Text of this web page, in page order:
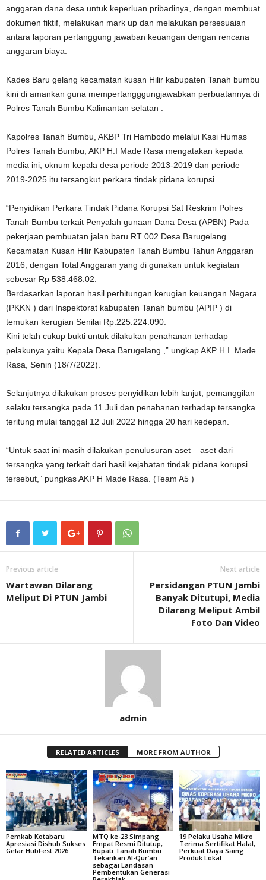
anggaran dana desa untuk keperluan pribadinya, dengan membuat
dokumen fiktif, melakukan mark up dan melakukan persesuaian
antara laporan pertanggung jawaban keuangan dengan rencana
anggaran biaya.
Kades Baru gelang kecamatan kusan Hilir kabupaten Tanah bumbu
kini di amankan guna mempertangggungjawabkan perbuatannya di
Polres Tanah Bumbu Kalimantan selatan .
Kapolres Tanah Bumbu, AKBP Tri Hambodo melalui Kasi Humas
Polres Tanah Bumbu, AKP H.I Made Rasa mengatakan kepada
media ini, oknum kepala desa periode 2013-2019 dan periode
2019-2025 itu tersangkut perkara tindak pidana korupsi.
“Penyidikan Perkara Tindak Pidana Korupsi Sat Reskrim Polres
Tanah Bumbu terkait Penyalah gunaan Dana Desa (APBN) Pada
pekerjaan pembuatan jalan baru RT 002 Desa Barugelang
Kecamatan Kusan Hilir Kabupaten Tanah Bumbu Tahun Anggaran
2016, dengan Total Anggaran yang di gunakan untuk kegiatan
sebesar Rp 538.468.02.
Berdasarkan laporan hasil perhitungan kerugian keuangan Negara
(PKKN ) dari Inspektorat kabupaten Tanah bumbu (APIP ) di
temukan kerugian Senilai Rp.225.224.090.
Kini telah cukup bukti untuk dilakukan penahanan terhadap
pelakunya yaitu Kepala Desa Barugelang ,” ungkap AKP H.I .Made
Rasa, Senin (18/7/2022).
Selanjutnya dilakukan proses penyidikan lebih lanjut, pemanggilan
selaku tersangka pada 11 Juli dan penahanan terhadap tersangka
teritung mulai tanggal 12 Juli 2022 hingga 20 hari kedepan.
“Untuk saat ini masih dilakukan penulusuran aset – aset dari
tersangka yang terkait dari hasil kejahatan tindak pidana korupsi
tersebut,” pungkas AKP H Made Rasa. (Team A5 )
Previous article
Wartawan Dilarang
Meliput Di PTUN Jambi
Next article
Persidangan PTUN Jambi
Banyak Ditutupi, Media
Dilarang Meliput Ambil
Foto Dan Video
admin
RELATED ARTICLES MORE FROM AUTHOR
Pemkab Kotabaru
Apresiasi Dishub Sukses
Gelar HubFest 2026
MTQ ke-23 Simpang
Empat Resmi Ditutup,
Bupati Tanah Bumbu
Tekankan Al-Qur’an
sebagai Landasan
Pembentukan Generasi
19 Pelaku Usaha Mikro
Terima Sertifikat Halal,
Perkuat Daya Saing
Produk Lokal